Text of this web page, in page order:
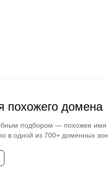
похожего домена
подбором — похожее имя
в одной из 700+ доменных зон.